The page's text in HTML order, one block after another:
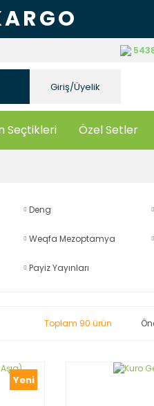
Giriş/Üyelik
Seçtikleri Özel Setler
Deng
Weqfa Mezoptamya
Payiz Yayınları
Toplam 90 ürün
Yeni